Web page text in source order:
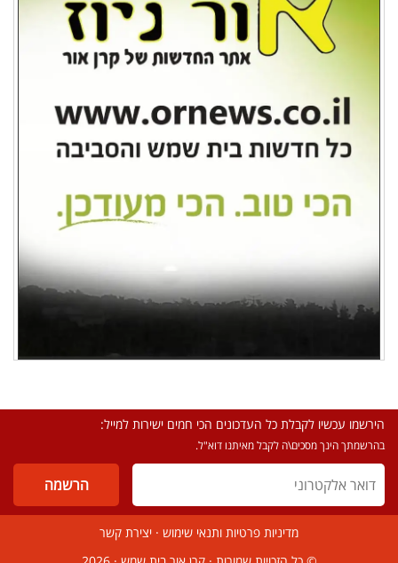
הירשמו עכשיו לקבלת כל העדכונים הכי חמים ישירות למייל:
בהרשמתך הינך מסכים\ה לקבל מאיתנו דוא"ל.
מדיניות פרטיות ותנאי שימוש · יצירת קשר